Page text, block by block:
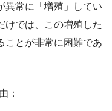
異常に「増殖」してい
けでは、この増殖した
ことが非常に困難であ
：